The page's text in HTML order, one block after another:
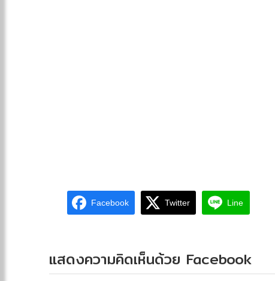
Facebook Twitter Line
แสดงความคิดเห็นด้วย Facebook